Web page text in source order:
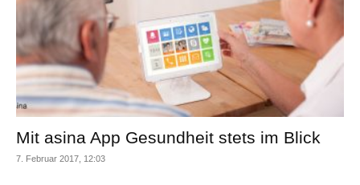
Mit asina App Gesundheit stets im Blick
7. Februar 2017, 12:03